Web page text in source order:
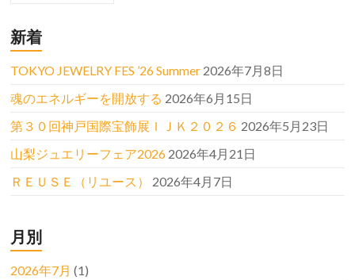
新着
TOKYO JEWELRY FES ’26 Summer 2026年7月8日
魂のエネルギーを開放する 2026年6月15日
第３０回神戸国際宝飾展ＩＪＫ２０２６ 2026年5月23日
山梨ジュエリーフェア2026 2026年4月21日
ＲＥＵＳＥ（リユース）
2026年4月7日
月別
2026年7月 (1)